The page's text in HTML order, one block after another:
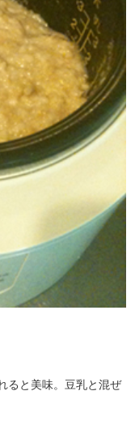
ると美味。豆乳と混ぜ